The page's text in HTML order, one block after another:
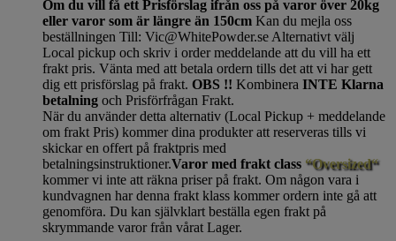
Om du vill få ett Prisförslag ifrån oss på varor över 20kg
eller varor som är längre än 150cm Kan du mejla oss
beställningen Till: Vic@WhitePowder.se Alternativt välj
Local pickup och skriv i order meddelande att du vill ha ett
frakt pris. Vänta med att betala ordern tills det att vi har gett
dig ett prisförslag på frakt. OBS !! Kombinera INTE Klarna
betalning och Prisförfrågan Frakt.
När du använder detta alternativ (Local Pickup + meddelande
om frakt Pris) kommer dina produkter att reserveras tills vi
skickar en offert på fraktpris med
betalningsinstruktioner.Varor med frakt class “Oversized“
kommer vi inte att räkna priser på frakt. Om någon vara i
kundvagnen har denna frakt klass kommer ordern inte gå att
genomföra. Du kan självklart beställa egen frakt på
skrymmande varor från vårat Lager.